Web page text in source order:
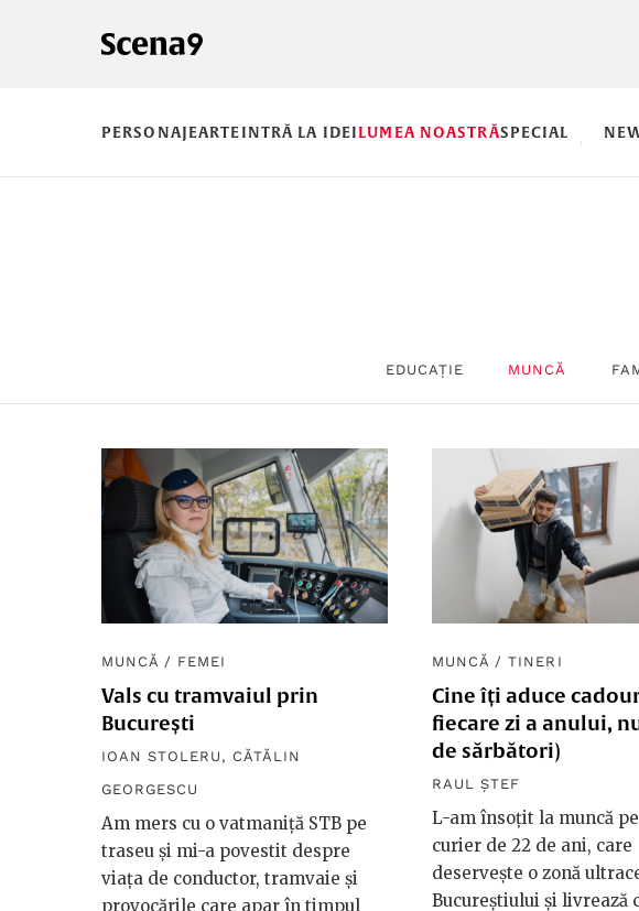
PERSONAJEARTEINTRĂ LA IDEILUMEA NOASTRĂSPECIAL
EDUCAȚIE MUNCĂ
MUNCĂ / FEMEI
Vals cu tramvaiul prin
București
IOAN STOLERU , CĂTĂLIN
GEORGESCU
Am mers cu o vatmaniță STB pe
traseu și mi-a povestit despre
viața de conductor, tramvaie și
provocările care apar în timpul
MUNCĂ /TINERI
Cine îți aduce
fiecare zi a anului,
de sărbători)
RAUL ȘTEF
L-am însoțit la muncă
curier de 22 de ani, care
deservește o zonă
Bucureștiului și livrează